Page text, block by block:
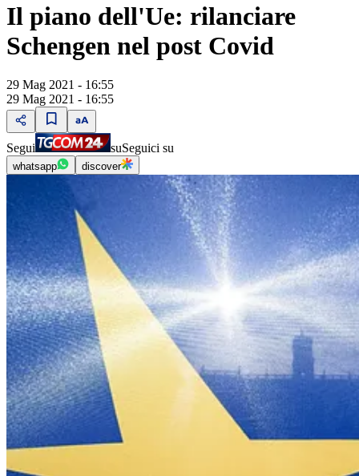
Il piano dell'Ue: rilanciare
Schengen nel post Covid
29 Mag 2021 - 16:55
29 Mag 2021 - 16:55
Segui suSeguici su
whatsapp discover